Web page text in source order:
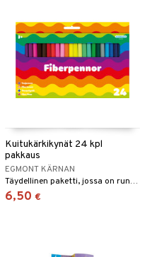
Kuitukärkikynät 24 kpl
pakkaus
EGMONT KÄRNAN
Täydellinen paketti, jossa on runsaasti värejä!
6,50 €